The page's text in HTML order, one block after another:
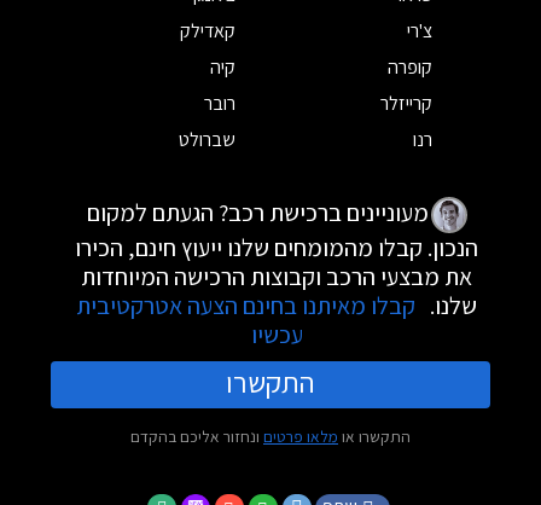
צ'רי
קאדילק
קופרה
קיה
קרייזלר
רובר
רנו
שברולט
מעוניינים ברכישת רכב? הגעתם למקום
הנכון. קבלו מהמומחים שלנו ייעוץ חינם, הכירו
את מבצעי הרכב וקבוצות הרכישה המיוחדות
שלנו. קבלו מאיתנו בחינם הצעה אטרקטיבית
עכשיו
התקשרו
התקשרו או מלאו פרטים ונחזור אליכם בהקדם